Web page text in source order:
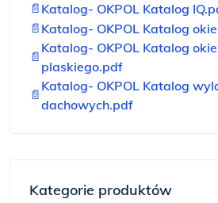
📄 Katalog- OKPOL Katalog
📄 Katalog- OKPOL Katalog
📄
Katalog- OKPOL Katalog
plaskiego.pdf
📄
Katalog- OKPOL Katalog
dachowych.pdf
Kategorie produktów